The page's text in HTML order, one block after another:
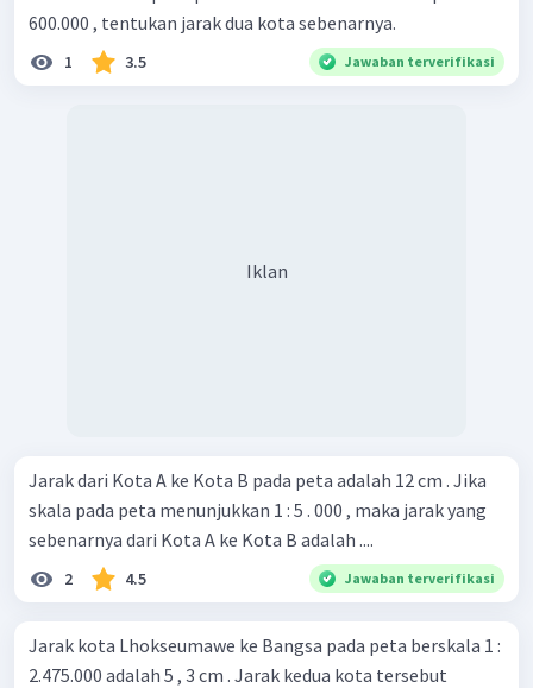
600.000 , tentukan jarak dua kota sebenarnya.
1 3.5 Jawaban terverifikasi
Iklan
Jarak dari Kota A ke Kota B pada peta adalah 12 cm . Jika
skala pada peta menunjukkan 1 : 5 . 000 , maka jarak yang
sebenarnya dari Kota A ke Kota B adalah ....
2 4.5 Jawaban terverifikasi
Jarak kota Lhokseumawe ke Bangsa pada peta berskala 1 :
2.475.000 adalah 5 , 3 cm . Jarak kedua kota tersebut